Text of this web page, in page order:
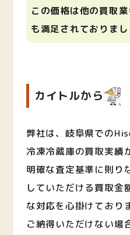
この価格は他の買取
も満足されておりまし
カイトルから
弊社は、岐阜県での
冷凍冷蔵庫の買取実績
明確な査定基準に則り
していただける買取金
な対応を心掛けており
ご納得いただけない場